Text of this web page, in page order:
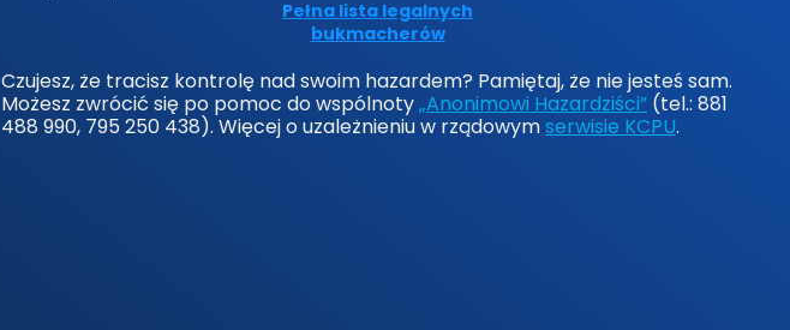
Pełna lista legalnych
bukmacherów
Czujesz, że tracisz kontrolę nad swoim hazardem? Pamiętaj, że nie jesteś sam.
Możesz zwrócić się po pomoc do wspólnoty„Anonimowi Hazardziści” (tel.: 881
488 990, 795 250 438). Więcej o uzależnieniu w rządowymserwisie KCPU.